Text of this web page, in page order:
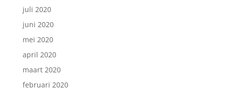
juli 2020
juni 2020
mei 2020
april 2020
maart 2020
februari 2020